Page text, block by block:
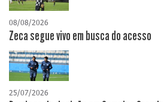
08/08/2026
Zeca segue vivo em busca do acesso
25/07/2026